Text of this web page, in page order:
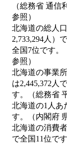
（総務省 通信
参照）
北海道の総人
2,733,294人）
全国7位です。
参照）
北海道の事業
は2,445,372人
す。（総務省
北海道の1人あ
す。（内閣府
北海道の消費
で全国11位で